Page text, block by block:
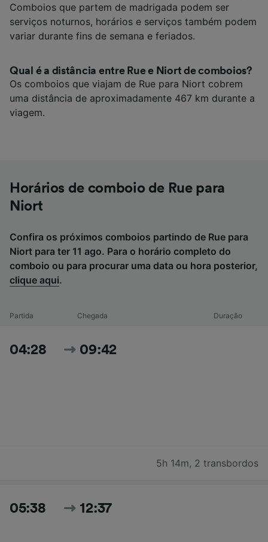
Comboios que partem de madrigada podem ser
serviços noturnos, horários e serviços também podem
variar durante fins de semana e feriados.
Qual é a distância entre Rue e Niort de comboios?
Os comboios que viajam de Rue para Niort cobrem
uma distância de aproximadamente 467 km durante a
viagem.
Horários de comboio de Rue para
Niort
Confira os próximos comboios partindo de Rue para
Niort para ter 11 ago. Para o horário completo do
comboio ou para procurar uma data ou hora posterior,
clique aqui.
Partida Chegada Duração
04:28 09:42
5h 14m, 2 transbordos
05:38 12:37